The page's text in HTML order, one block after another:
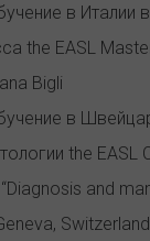
в Италии
the EASL
Bigli
в
the EASL
and
Switzerland